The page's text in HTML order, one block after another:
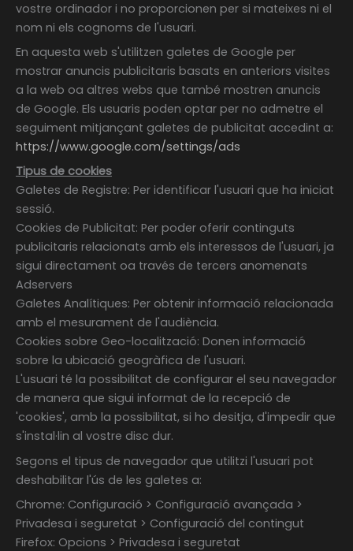
vostre ordinador i no proporcionen per si mateixes ni el
nom ni els cognoms de l'usuari.
En aquesta web s'utilitzen galetes de Google per
mostrar anuncis publicitaris basats en anteriors visites
a la web oa altres webs que també mostren anuncis
de Google. Els usuaris poden optar per no admetre el
seguiment mitjançant galetes de publicitat accedint a:
https://www.google.com/settings/ads
Tipus de cookies
Galetes de Registre: Per identificar l'usuari que ha iniciat
sessió.
Cookies de Publicitat: Per poder oferir continguts
publicitaris relacionats amb els interessos de l'usuari, ja
sigui directament oa través de tercers anomenats
Adservers
Galetes Analítiques: Per obtenir informació relacionada
amb el mesurament de l'audiència.
Cookies sobre Geo-localització: Donen informació
sobre la ubicació geogràfica de l'usuari.
L'usuari té la possibilitat de configurar el seu navegador
de manera que sigui informat de la recepció de
'cookies', amb la possibilitat, si ho desitja, d'impedir que
s'instal·lin al vostre disc dur.
Segons el tipus de navegador que utilitzi l'usuari pot
deshabilitar l'ús de les galetes a:
Chrome: Configuració > Configuració avançada >
Privadesa i seguretat > Configuració del contingut
Firefox: Opcions > Privadesa i seguretat